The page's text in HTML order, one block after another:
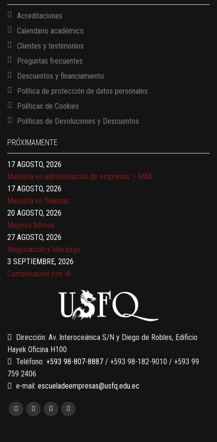
Acreditaciones
Calendario académico
Clientes y testimonios
Preguntas frecuentes
Descuentos y financiamiento
Política de protección de datos personales
Políticas de Cookies
Políticas de Devoluciones y Descuentos
PRÓXIMAMENTE
13 AGOSTO, 2026
17 AGOSTO, 2026
Gerencia de empresas familiares
17 AGOSTO, 2026
Maestría en administración de empresas – MBA
17 AGOSTO, 2026
Maestría en finanzas
20 AGOSTO, 2026
Mujeres líderes
27 AGOSTO, 2026
Negociación y liderazgo
3 SEPTIEMBRE, 2026
Comunicación con IA
Gobernanza de datos
13 AGOSTO, 2026
Finanzas para no financieros
Dirección: Av. Interoceánica S/N y Diego de Robles, Edificio
Hayek Oficina H100
Teléfono: +593 98-807-8887 / +593 98-182-9010 / +593 99
759 2406
e-mail: escueladeempresas@usfq.edu.ec